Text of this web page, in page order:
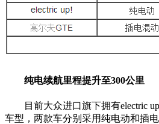
纯电续航里程提升至300公里
目前大众进口旗下拥有electric
车型，两款车分别采用纯电动和插